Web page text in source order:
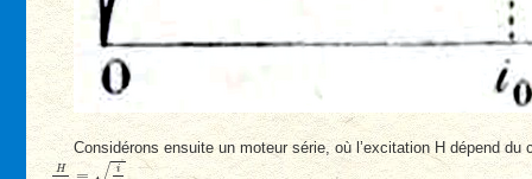
Considérons ensuite un moteur série, où l’excitation H dépend du
H
i
HH o